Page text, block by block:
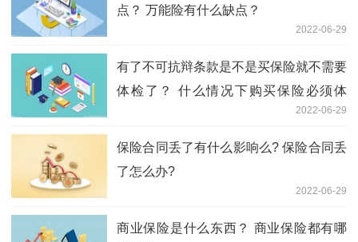
点？ 万能险有什么缺点？
2022-06-29
有了不可抗辩条款是不是买保险就不需要
体检了？ 什么情况下购买保险必须体
2022-06-29
保险合同丢了有什么影响么? 保险合同丢
了怎么办?
2022-06-29
商业保险是什么东西？ 商业保险都有哪